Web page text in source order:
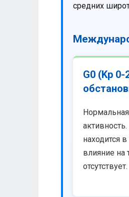
средних
G0 (Kp
находится
влияние на
отсутствует.